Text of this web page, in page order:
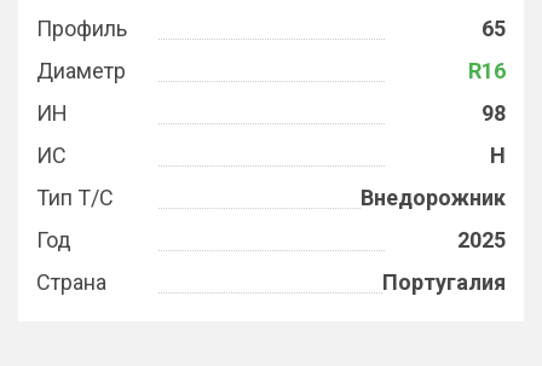
Профиль
65
Диаметр
R16
ИН
98
ИС
H
Тип Т/С
Внедорожник
Год
2025
Страна
Португалия